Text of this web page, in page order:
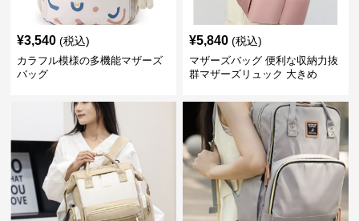
¥3,540 (税込)
カラフル模様の多機能マザーズ
バッグ
¥5,840 (税込)
マザーズバッグ 便利な収納力抜
群マザーズリュック 大きめ